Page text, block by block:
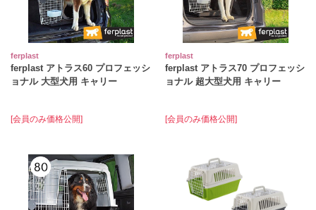
ferplast
ferplast アトラス60 プロフェッシ
ョナル 大型犬用 キャリー
[会員のみ価格公開]
ferplast
ferplast アトラス70 プロフェッシ
ョナル 超大型犬用 キャリー
[会員のみ価格公開]